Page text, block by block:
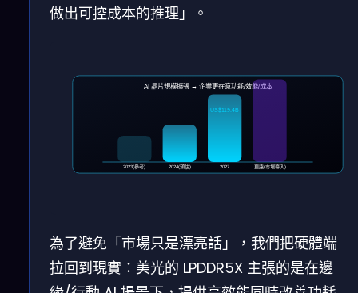
做出可控成本的推理」。
AI 晶片規模擴張 → 企業更在意功耗/效能/成本
2023(參考) 2024(預估) 2027 更遠(市場導入)
US$119.4B
為了避免「市場只是漂亮話」，我們把硬體端
拉回到現實：美光的 LPDDR5X 主張的是在邊